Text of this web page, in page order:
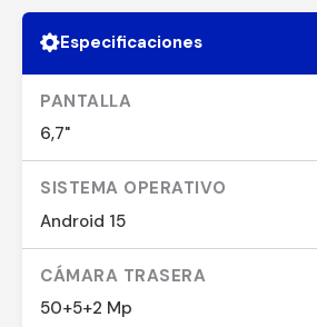
Especificaciones
PANTALLA
6,7"
SISTEMA OPERATIVO
Android 15
CÁMARA TRASERA
50+5+2 Mp